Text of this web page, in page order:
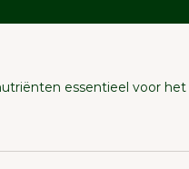
essentieel voor het